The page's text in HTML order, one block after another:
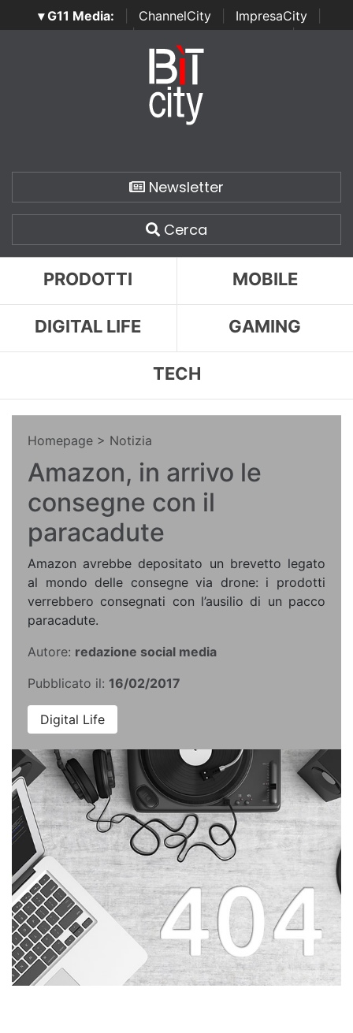
▾ G11 Media: ChannelCity ImpresaCity
SecurityOpenLab | Italian Channel Awards | Italian
Italian Security Awards
Newsletter
Cerca
PRODOTTI MOBILE
DIGITAL LIFE GAMING
TECH
Homepage > Notizia
Amazon, in arrivo le
consegne con il
paracadute
Amazon avrebbe depositato un brevetto legato
al mondo delle consegne via drone: i prodotti
verrebbero consegnati con l’ausilio di un pacco
paracadute.
Autore: redazione social media
Pubblicato il: 16/02/2017
Digital Life